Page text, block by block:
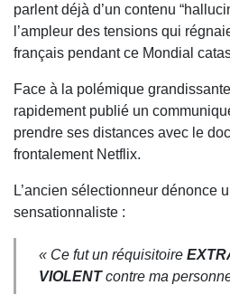
parlent déjà d’un contenu
l’ampleur des tensions qui
français pendant ce Mondial
Face à la polémique
rapidement publié un
prendre ses distances avec le
frontalement Netflix.
L’ancien sélectionneur dénonce
sensationnaliste :
« Ce fut un réquisitoire
VIOLENTcontre ma